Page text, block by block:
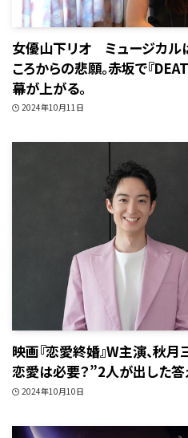
女優山下リオ ミュージカル
ころからの悲願。赤坂で『
幕が上がる。
2024年10月11日
映画『恋愛終婚』W主演、秋
恋愛は必要？”2人が出した答
2024年10月10日